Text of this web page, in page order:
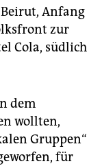
Anfang
zur
Cola, südlich
dem
wollten,
Gruppen“
für